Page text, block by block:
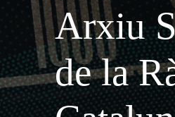
Arxiu
de la